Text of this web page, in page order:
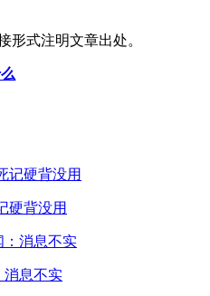
形式注明文章出处。
硬背没用
消息不实